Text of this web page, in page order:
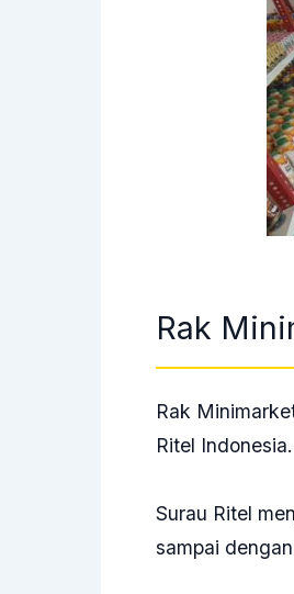
Rak
Rak
Ritel Indonesia.
Surau Ritel
sampai